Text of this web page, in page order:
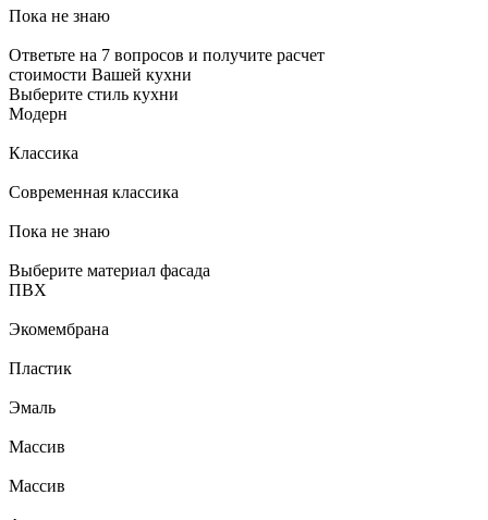
Пока не знаю
Ответьте на 7 вопросов и получите расчет
стоимости Вашей кухни
Выберите стиль кухни
Модерн
Классика
Современная классика
Пока не знаю
Выберите материал фасада
ПВХ
Экомембрана
Пластик
Эмаль
Массив
Массив